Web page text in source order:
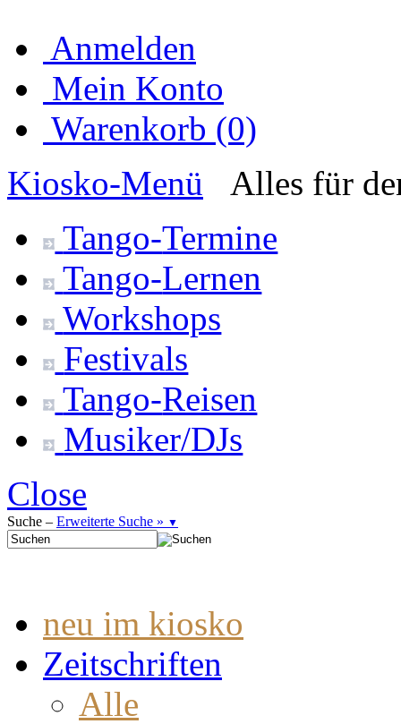
Anmelden
Mein Konto
Warenkorb (0)
Kiosko-Menü
Alles für
Tango-Termine
Tango-Lernen
Workshops
Festivals
Tango-Reisen
Musiker/DJs
Close
Suche – Erweiterte Suche » ▼
neu im kiosko
Zeitschriften
Alle